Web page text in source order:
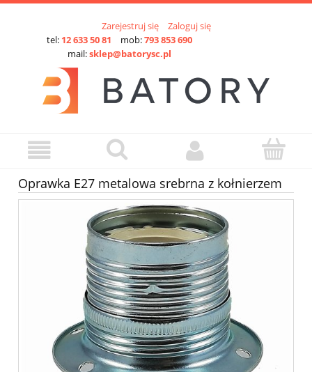
Zarejestruj się
Zaloguj się
tel: 12 633 50 81 mob:793 853 690
mail:sklep@batorysc.pl
Oprawka E27 metalowa srebrna z kołnierzem